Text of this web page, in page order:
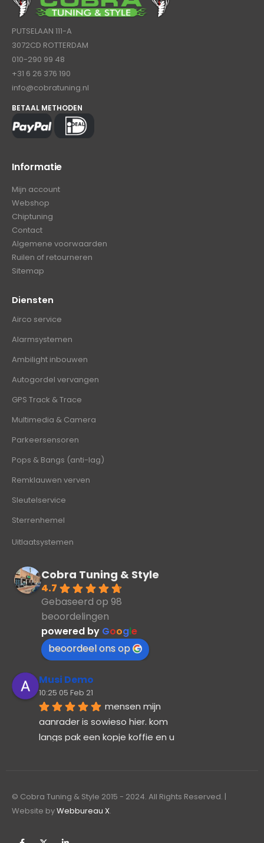
PUTSELAAN 111-A
3072CD ROTTERDAM
010-290 99 48
+31 6 26 376 190
info@cobratuning.nl
BETAAL METHODEN
Informatie
Mijn account
Webshop
Chiptuning
Contact
Algemene voorwaarden
Ruilen of retourneren
Sitemap
Diensten
Airco service
Alarmsystemen
Ambilight inbouwen
Autogordel vervangen
GPS Track & Trace
Multimedia & Camera
Parkeersensoren
Pops & Bangs (anti-lag)
Remklauwen verven
Sleutelservice
Sterrenhemel
Uitlaatsystemen
Cobra Tuning & Style
4.7
Gebaseerd op 98
beoordelingen
powered by Google
beoordeel ons op
Musi Demo
10:25 05 Feb 21
mensen mijn
aanrader is sowieso hier. kom
langs pak een kopje koffie en u
Ambilight laten
inbouwen in een tesla
vakmensen''
© Cobra Tuning & Style 2015 - 2024. All Rights Reserved. |
Website byWebbureau X.